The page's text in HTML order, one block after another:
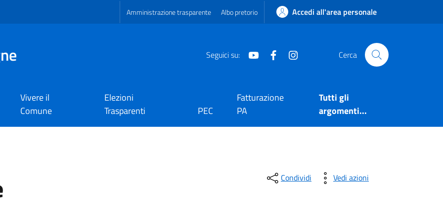
Amministrazione trasparente Albo pretorio Accedi all'area personale
Seguici su: Youtube Facebook Cerca
Vivere il
Comune
Elezioni
Trasparenti
PEC
Fatturazione
PA
Tutti gli
argomenti...
Condividi Vedi azioni